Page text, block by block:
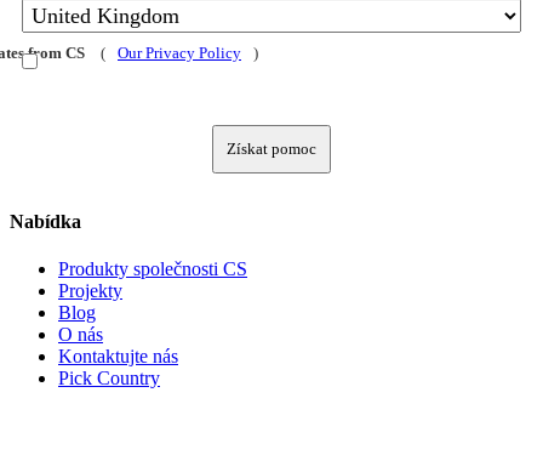
from CS ( Our Privacy Policy )
Získat pomoc
Nabídka
Produkty společnosti CS
Projekty
Blog
O nás
Kontaktujte nás
Pick Country